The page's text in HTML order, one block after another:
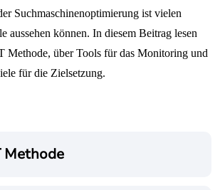
Suchmaschinenoptimierung ist vielen
aussehen können. In diesem Beitrag lesen
Methode, über Tools für das Monitoring und
für die Zielsetzung.
Methode